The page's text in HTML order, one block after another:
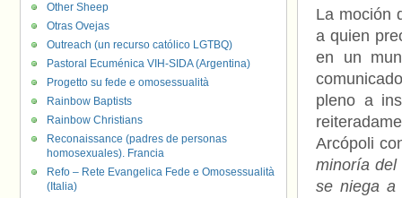
La moción
a quien
en un
pleno a
Arcópoli
minoría del
se niega a
Other Sheep
Otras Ovejas
Outreach (un recurso católico LGTBQ)
Pastoral Ecuménica VIH-SIDA (Argentina)
Progetto su fede e omosessualità
Rainbow Baptists
Rainbow Christians
Reconaissance (padres de personas
homosexuales). Francia
Refo – Rete Evangelica Fede e Omosessualità
(Italia)